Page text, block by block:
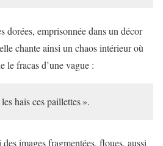
dorées, emprisonnée dans un décor
chante ainsi un chaos intérieur où
le fracas d’une vague :
hais ces paillettes ».
images fragmentées, floues, aussi